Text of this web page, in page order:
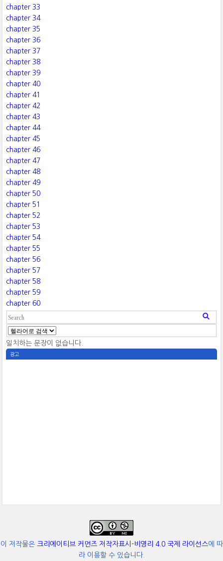
chapter 33
chapter 34
chapter 35
chapter 36
chapter 37
chapter 38
chapter 39
chapter 40
chapter 41
chapter 42
chapter 43
chapter 44
chapter 45
chapter 46
chapter 47
chapter 48
chapter 49
chapter 50
chapter 51
chapter 52
chapter 53
chapter 54
chapter 55
chapter 56
chapter 57
chapter 58
chapter 59
chapter 60
일치하는 문장이 없습니다.
광고
이 저작물은 크리에이티브 커먼즈 저작자표시-비영리 4.0 국제 라이선스에 따
라 이용할 수 있습니다.